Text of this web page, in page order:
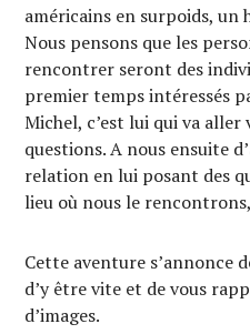
américains en surpoids, un
Nous pensons que les
rencontrer seront des
premier temps intéressés
Michel, c’est lui qui va
questions. A nous ensuite
relation en lui posant des
lieu où nous le
Cette aventure s’annonce
d’y être vite et de vous
d’images.